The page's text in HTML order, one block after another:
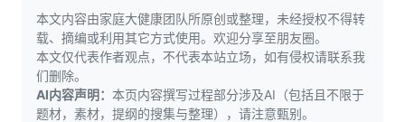
本文内容由家庭大健康团队所原创或整理，未经授权不得转
载、摘编或利用其它方式使用。欢迎分享至朋友圈。
本文仅代表作者观点，不代表本站立场，如有侵权请联系我
们删除。
AI内容声明： 本页内容撰写过程部分涉及AI（包括且不限于
题材，素材，提纲的搜集与整理），请注意甄别。